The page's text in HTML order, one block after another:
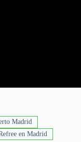
Madrid
en Madrid